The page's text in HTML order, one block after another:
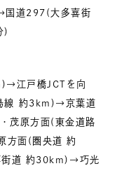
道297(大多喜街
)
江戸橋JCTを向
線 約3km)→京葉道
茂原方面(東金道路
方面(圏央道 約
道 約30km)→巧光